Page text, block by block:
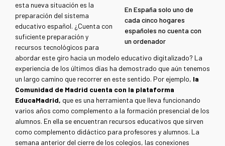
En España solo uno de
cada cinco hogares
españoles no cuenta con
un ordenador
esta nueva situación es la
preparación del sistema
educativo español. ¿Cuenta con
suficiente preparación y
recursos tecnológicos para
abordar este giro hacia un modelo educativo digitalizado? La
experiencia de los últimos días ha demostrado que aún tenemos
un largo camino que recorrer en este sentido. Por ejemplo, la
Comunidad de Madrid cuenta con la plataforma
EducaMadrid, que es una herramienta que lleva funcionando
varios años como complemento a la formación presencial de los
alumnos. En ella se encuentran recursos educativos que sirven
como complemento didáctico para profesores y alumnos. La
semana anterior del cierre de los colegios, las conexiones